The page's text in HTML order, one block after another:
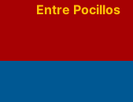
Entre Pocillos